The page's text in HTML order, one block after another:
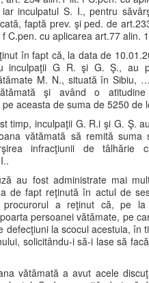
inculpatul S. I., pentru
faptă prev. şi ped. de
C.pen. cu aplicarea art.77 alin.
în fapt că, la data de
inculpaţii G R. şi G. Ş., au
M. N., situată în Sibiu,
şi având o
aceasta de suma de 5250 de
timp, inculpaţii G. R.i şi G. Ş.
vătămată să remită suma
infracţiunii de tâlhărie
au fost administrate mai
de fapt reţinută în actul de
procurorul a reţinut că, pe la
persoanei vătămate, pe
defecţiuni la scocul acestuia, în
solicitându-i să-i lase să
vătămată a avut acele